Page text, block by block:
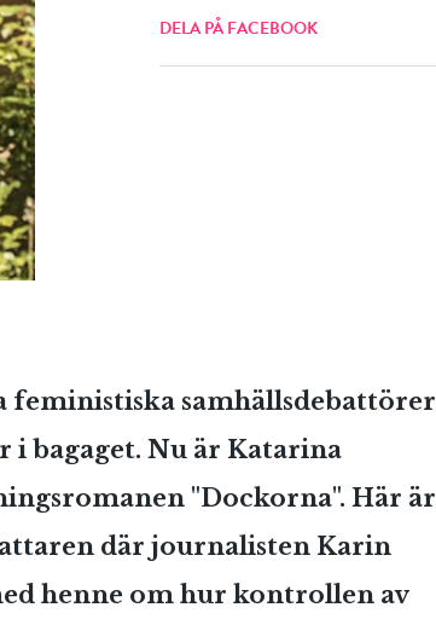
DELA PÅ FACEBOOK
feministiska samhällsdebattörer
i bagaget. Nu är Katarina
"Dockorna". Här är
där journalisten Karin
henne om hur kontrollen av